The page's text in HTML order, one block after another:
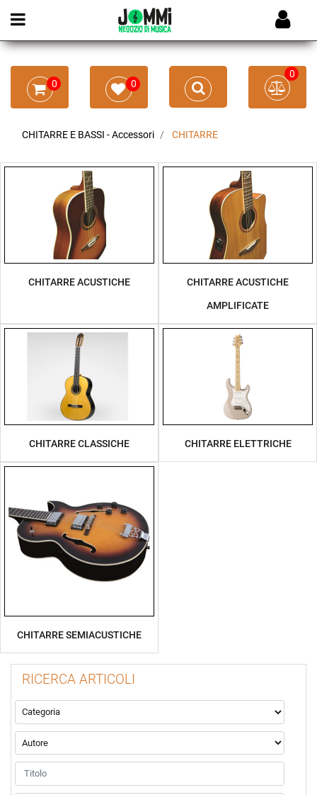
Open menu
0 0
0
CHITARRE E BASSI - Accessori CHITARRE
CHITARRE ACUSTICHE CHITARRE ACUSTICHE
AMPLIFICATE
CHITARRE CLASSICHE CHITARRE ELETTRICHE
CHITARRE SEMIACUSTICHE
RICERCA ARTICOLI
La modifica di un filtro aggiorna automaticamente gli altri